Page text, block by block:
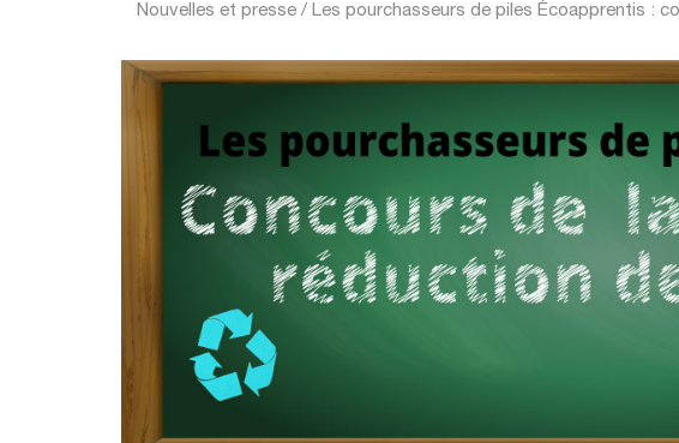
Nouvelles et presse / Les pourchasseurs de piles Écoapprentis :